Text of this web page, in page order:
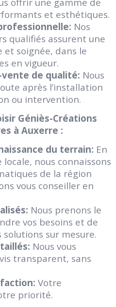
et esthétiques.
Nos
qualifiés assurent une
soignée, dans le
en vigueur.
de qualité: Nous
après l’installation
ou intervention.
Géniès-Créations
à Auxerre :
du terrain: En
nous connaissons
de la région
vous conseiller en
Nous prenons le
vos besoins et de
solutions sur mesure.
Nous vous
transparent, sans
Votre
priorité.